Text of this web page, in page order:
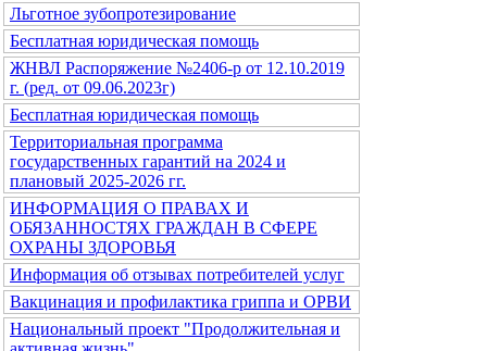
Льготное зубопротезирование
Бесплатная юридическая помощь
ЖНВЛ Распоряжение №2406-р от 12.10.2019
г. (ред. от 09.06.2023г)
Бесплатная юридическая помощь
Территориальная программа
государственных гарантий на 2024 и
плановый 2025-2026 гг.
ИНФОРМАЦИЯ О ПРАВАХ И
ОБЯЗАННОСТЯХ ГРАЖДАН В СФЕРЕ
ОХРАНЫ ЗДОРОВЬЯ
Информация об отзывах потребителей услуг
Вакцинация и профилактика гриппа и ОРВИ
Национальный проект "Продолжительная и